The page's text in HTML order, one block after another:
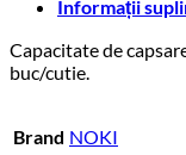
Informații
Capacitate de
buc/cutie.
Brand NOKI